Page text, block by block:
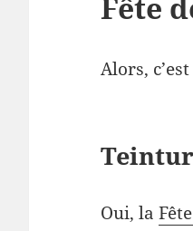
Alors,
Oui, la